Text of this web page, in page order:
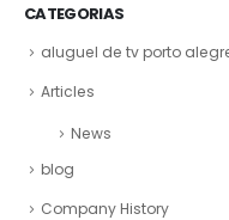
CATEGORIAS
aluguel de tv porto
Articles
News
blog
Company History